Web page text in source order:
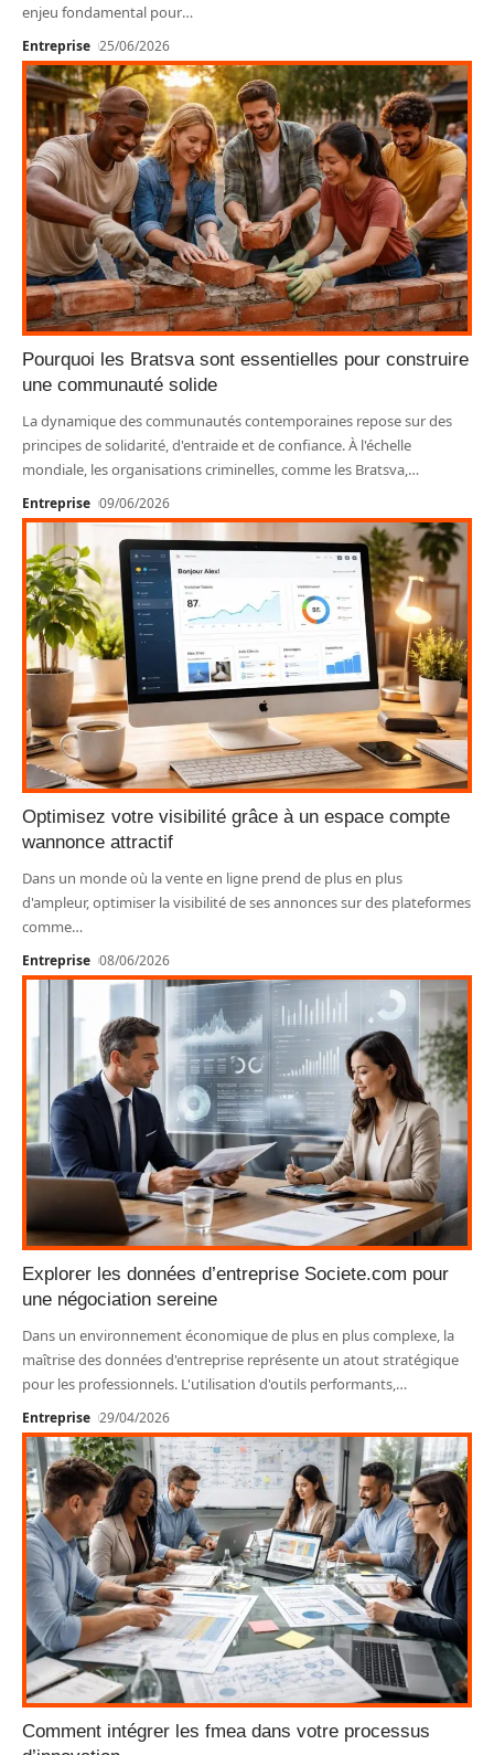
enjeu fondamental pour…
Entreprise 25/06/2026
Pourquoi les Bratsva sont essentielles pour construire
une communauté solide
La dynamique des communautés contemporaines repose sur des
principes de solidarité, d'entraide et de confiance. À l'échelle
mondiale, les organisations criminelles, comme les Bratsva,…
Entreprise 09/06/2026
Optimisez votre visibilité grâce à un espace compte
wannonce attractif
Dans un monde où la vente en ligne prend de plus en plus
d'ampleur, optimiser la visibilité de ses annonces sur des plateformes
comme…
Entreprise 08/06/2026
Explorer les données d’entreprise Societe.com pour
une négociation sereine
Dans un environnement économique de plus en plus complexe, la
maîtrise des données d'entreprise représente un atout stratégique
pour les professionnels. L'utilisation d'outils performants,…
Entreprise 29/04/2026
Comment intégrer les fmea dans votre processus